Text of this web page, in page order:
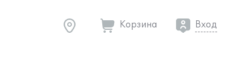
Корзина Вход